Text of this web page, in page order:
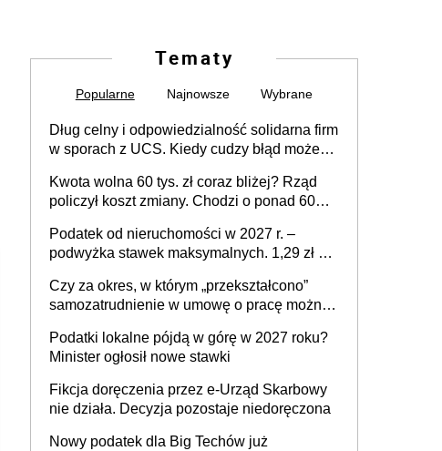
Tematy
Popularne Najnowsze Wybrane
Dług celny i odpowiedzialność solidarna firm
w sporach z UCS. Kiedy cudzy błąd może
Kwota wolna 60 tys. zł coraz bliżej? Rząd
policzył koszt zmiany. Chodzi o ponad 60
Podatek od nieruchomości w 2027 r. –
podwyżka stawek maksymalnych. 1,29 zł za
budynków i lokali związanych z
prowadzeniem działalności gospodarczej
Czy za okres, w którym „przekształcono”
samozatrudnienie w umowę o pracę można
umowy cywilnoprawnej jedynym
racjonalnym wyjściem
Podatki lokalne pójdą w górę w 2027 roku?
Minister ogłosił nowe stawki
Fikcja doręczenia przez e-Urząd Skarbowy
nie działa. Decyzja pozostaje niedoręczona
Nowy podatek dla Big Techów już